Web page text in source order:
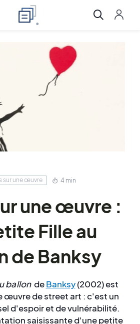
sur une œuvre 4 min
une œuvre :
Fille au
de Banksy
ballon deBanksy(2002) est
œuvre de street art : c'est un
d'espoir et de vulnérabilité.
saisissante d'une petite